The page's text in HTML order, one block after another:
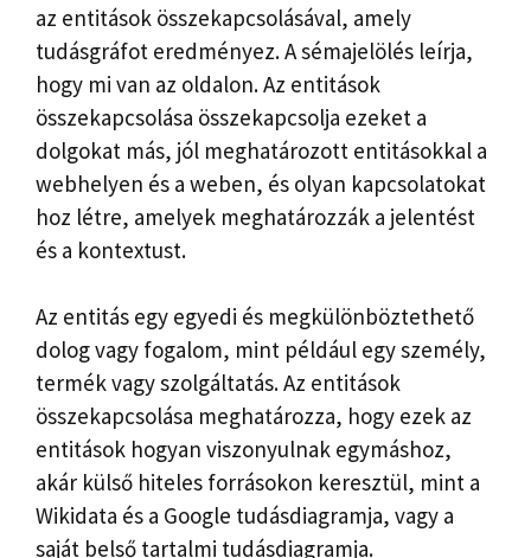
az entitások összekapcsolásával, amely
tudásgráfot eredményez. A sémajelölés leírja,
hogy mi van az oldalon. Az entitások
összekapcsolása összekapcsolja ezeket a
dolgokat más, jól meghatározott entitásokkal a
webhelyen és a weben, és olyan kapcsolatokat
hoz létre, amelyek meghatározzák a jelentést
és a kontextust.
Az entitás egy egyedi és megkülönböztethető
dolog vagy fogalom, mint például egy személy,
termék vagy szolgáltatás. Az entitások
összekapcsolása meghatározza, hogy ezek az
entitások hogyan viszonyulnak egymáshoz,
akár külső hiteles forrásokon keresztül, mint a
Wikidata és a Google tudásdiagramja, vagy a
saját belső tartalmi tudásdiagramja.